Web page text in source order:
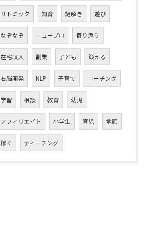
リトミック 知育 謎解き 遊び
なぞなぞ ニュープロ 寄り添う
在宅収入 副業 子ども 鍛える
右脳開発 NLP 子育て コーチング
学習 相談 教育 幼児
アフィリエイト 小学生 育児 地頭
稼ぐ ティーチング